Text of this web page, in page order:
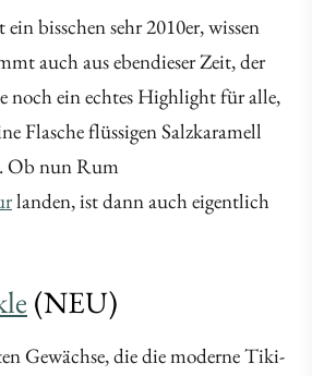
ein bisschen sehr 2010er, wissen
auch aus ebendieser Zeit, der
noch ein echtes Highlight für alle,
Flasche flüssigen Salzkaramell
Ob nun Rum
landen, ist dann auch eigentlich
(NEU)
Gewächse, die die moderne Tiki-